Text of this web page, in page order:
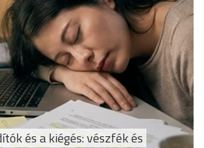
és a kiégés: vészfék és